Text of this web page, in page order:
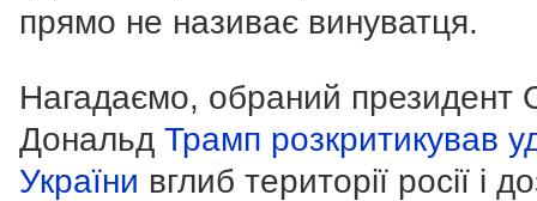
прямо не називає винуватця.
Нагадаємо, обраний
Дональд Трамп розкритикував
України вглиб території росії і